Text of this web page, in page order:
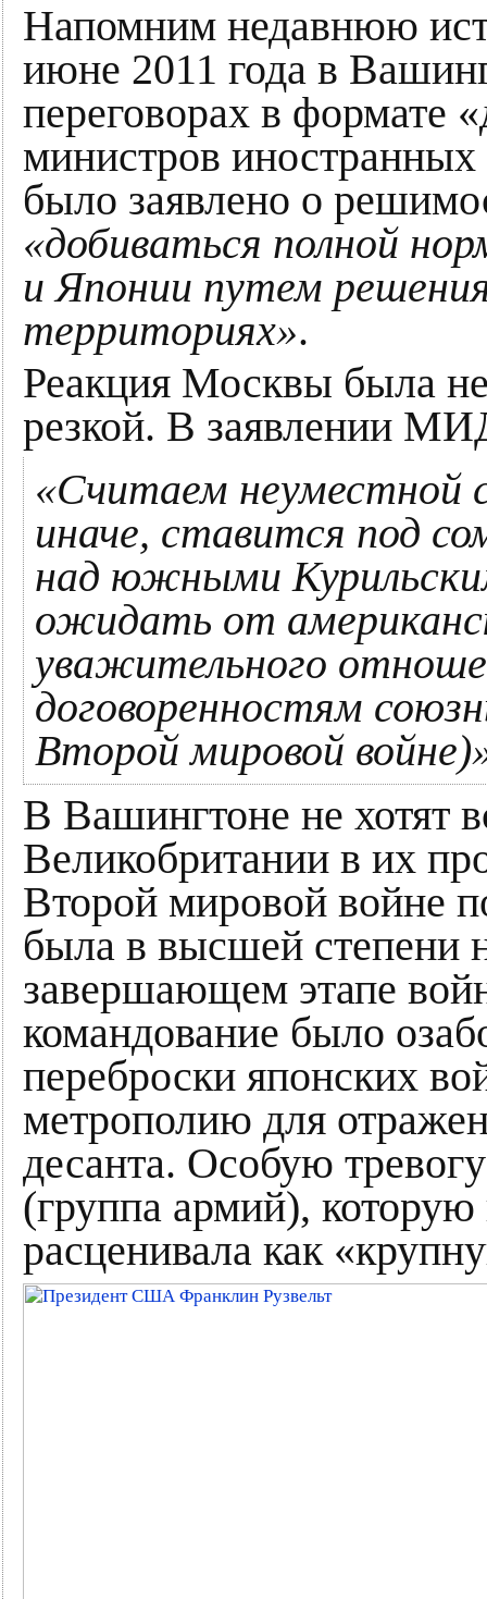
Напомним недавнюю
июне 2011 года в
переговорах в формате
министров
было заявлено о
«добиваться полной
и Японии путем
территориях».
Реакция Москвы была
резкой. В заявлении
«Считаем неуместной
иначе, ставится под
над южными
ожидать от
уважительного
договоренностям
Второй мировой
В Вашингтоне не хотят
Великобритании в их
Второй мировой войне
была в высшей степени
завершающем этапе
командование было
переброски японских
метрополию для
десанта. Особую
(группа армий),
расценивала как